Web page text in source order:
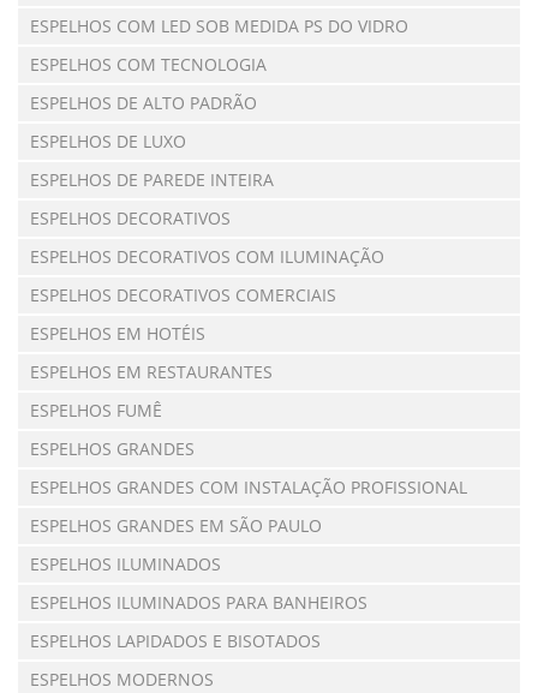
ESPELHOS COM LED SOB MEDIDA PS DO VIDRO
ESPELHOS COM TECNOLOGIA
ESPELHOS DE ALTO PADRÃO
ESPELHOS DE LUXO
ESPELHOS DE PAREDE INTEIRA
ESPELHOS DECORATIVOS
ESPELHOS DECORATIVOS COM ILUMINAÇÃO
ESPELHOS DECORATIVOS COMERCIAIS
ESPELHOS EM HOTÉIS
ESPELHOS EM RESTAURANTES
ESPELHOS FUMÊ
ESPELHOS GRANDES
ESPELHOS GRANDES COM INSTALAÇÃO PROFISSIONAL
ESPELHOS GRANDES EM SÃO PAULO
ESPELHOS ILUMINADOS
ESPELHOS ILUMINADOS PARA BANHEIROS
ESPELHOS LAPIDADOS E BISOTADOS
ESPELHOS MODERNOS